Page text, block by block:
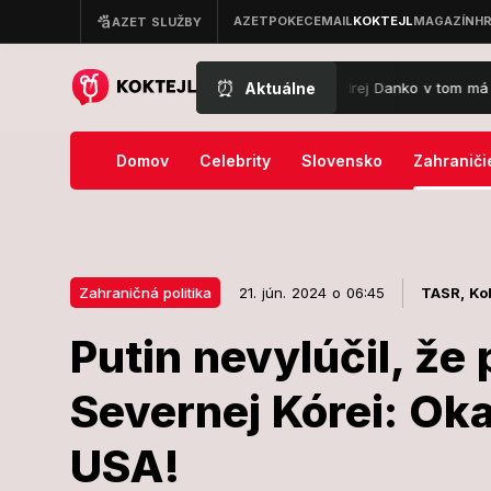
⏰ Aktuálne
pred voľbami s inými subjektmi? Andrej Danko v tom má jasno
Domov Celebrity Slovensko
Zahraničná politika 21. jún. 2024 o 06:45 TASR,
Putin nevylúčil, že
Severnej Kórei:
USA!
Putin